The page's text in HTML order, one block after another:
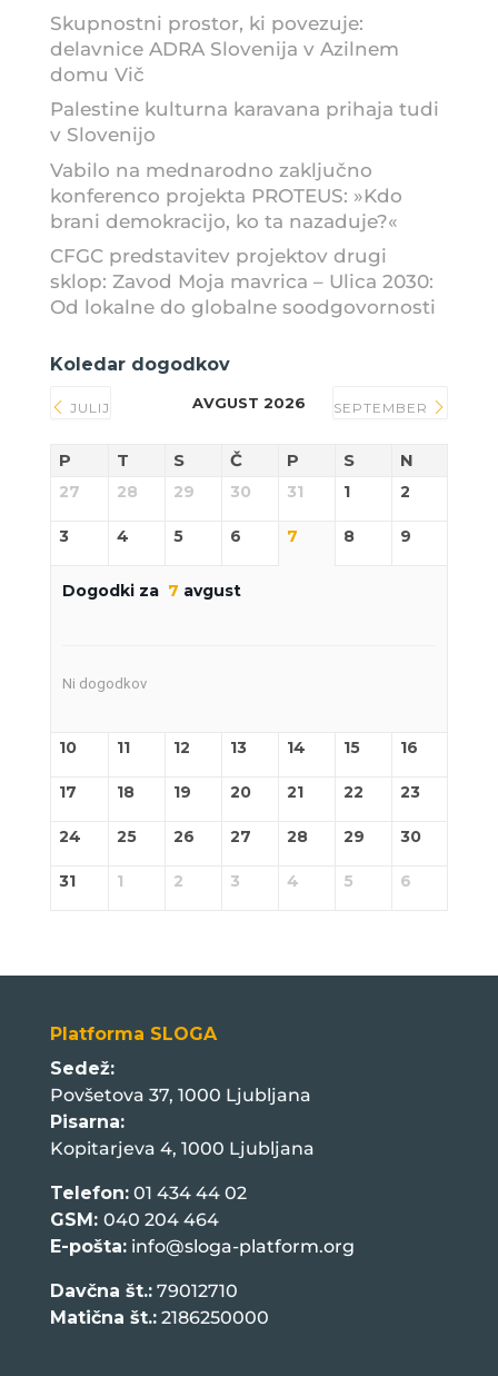
Skupnostni prostor, ki povezuje:
delavnice ADRA Slovenija v Azilnem
domu Vič
Palestine kulturna karavana prihaja tudi
v Slovenijo
Vabilo na mednarodno zaključno
konferenco projekta PROTEUS: »Kdo
brani demokracijo, ko ta nazaduje?«
CFGC predstavitev projektov drugi
sklop: Zavod Moja mavrica – Ulica 2030:
Od lokalne do globalne soodgovornosti
Koledar dogodkov
JULIJ AVGUST 2026 SEPTEMBER
P T S Č P S N
27 28 29 30 31 1 2
3 4 5 6 7 8 9
Dogodki za 7 avgust
Ni dogodkov
10 11 12 13 14 15 16
17 18 19 20 21 22 23
24 25 26 27 28 29 30
31 1 2 3 4 5 6
Platforma SLOGA
Sedež:
Povšetova 37, 1000 Ljubljana
Pisarna:
Kopitarjeva 4, 1000 Ljubljana
Telefon:01 434 44 02
GSM: 040 204 464
E-pošta: info@sloga-platform.org
Davčna št.:79012710
Matična št.:2186250000